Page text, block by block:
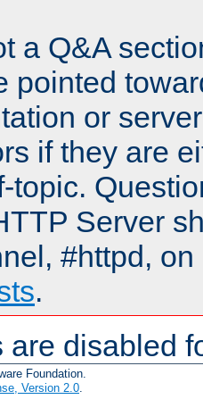
a Q&A
pointed
or
if they are
topic.
Server
#httpd,
.
are disabled
Foundation.
Version 2.0.